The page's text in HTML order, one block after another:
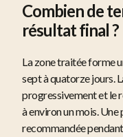
Combien de
résultat final ?
La zone traitée forme
sept à quatorze jours.
progressivement et le
à environ un mois.
recommandée